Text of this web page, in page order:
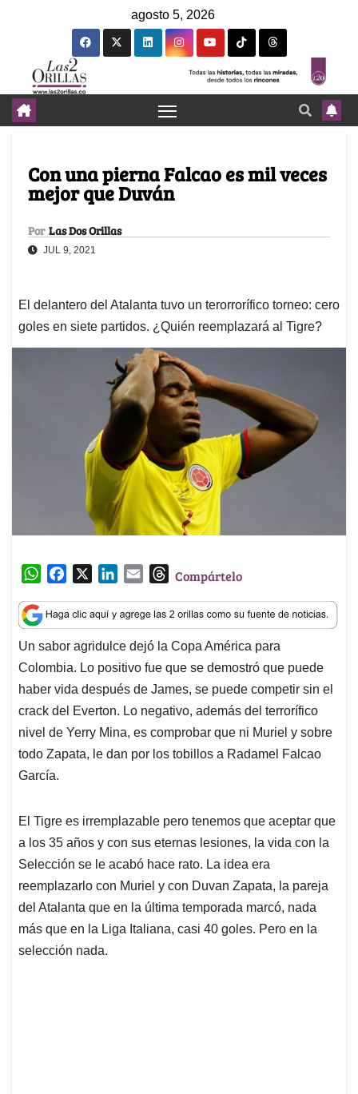
agosto 5, 2026
Con una pierna Falcao es mil veces
mejor que Duván
Por Las Dos Orillas
JUL 9, 2021
El delantero del Atalanta tuvo un terorrorífico torneo: cero
goles en siete partidos. ¿Quién reemplazará al Tigre?
W
a
t
s
A
p
p
c
e
b
o
o
k
n
k
e
d
I
n
a
i
l
T
r
e
a
d
s
Compártelo
Un sabor agridulce dejó la Copa América para
Colombia. Lo positivo fue que se demostró que puede
haber vida después de James, se puede competir sin el
crack del Everton. Lo negativo, además del terrorífico
nivel de Yerry Mina, es comprobar que ni Muriel y sobre
todo Zapata, le dan por los tobillos a Radamel Falcao
García.
El Tigre es irremplazable pero tenemos que aceptar que
a los 35 años y con sus eternas lesiones, la vida con la
Selección se le acabó hace rato. La idea era
reemplazarlo con Muriel y con Duvan Zapata, la pareja
del Atalanta que en la última temporada marcó, nada
más que en la Liga Italiana, casi 40 goles. Pero en la
selección nada.